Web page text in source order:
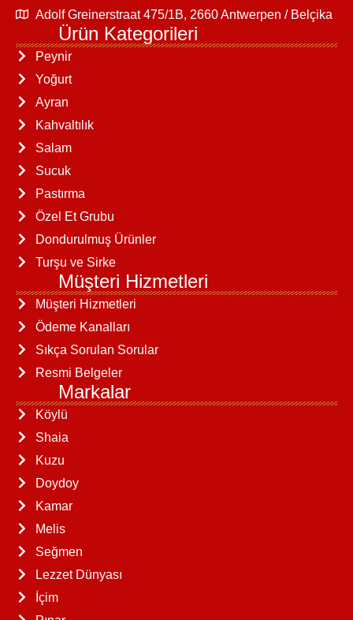
Adolf Greinerstraat 475/1B, 2660 Antwerpen / Belçika
Ürün Kategorileri
Peynir
Yoğurt
Ayran
Kahvaltılık
Salam
Sucuk
Pastırma
Özel Et Grubu
Dondurulmuş Ürünler
Turşu ve Sirke
Müşteri Hizmetleri
Müşteri Hizmetleri
Ödeme Kanalları
Sıkça Sorulan Sorular
Resmi Belgeler
Markalar
Köylü
Shaia
Kuzu
Doydoy
Kamar
Melis
Seğmen
Lezzet Dünyası
İçim